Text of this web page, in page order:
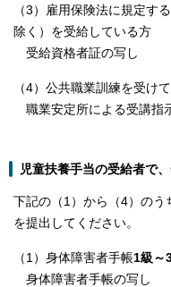
（3）雇用保険法に規定す
除く）を受給している方
受給資格者証の写し
（4）公共職業訓練を受け
職業安定所による受講指
児童扶養手当の受給者で
下記の（1）から（4）のう
を提出してください。
（1）身体障害者手帳1級～
身体障害者手帳の写し